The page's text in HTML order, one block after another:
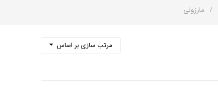
مارزولی
مرتب سازی بر اساس